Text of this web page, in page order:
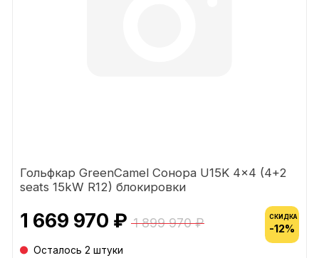
Гольфкар GreenCamel Сонора U15K 4x4 (4+2
seats 15kW R12) блокировки
1 669 970 ₽ 1 899 970 ₽ СКИДКА
-12%
Осталось 2 штуки